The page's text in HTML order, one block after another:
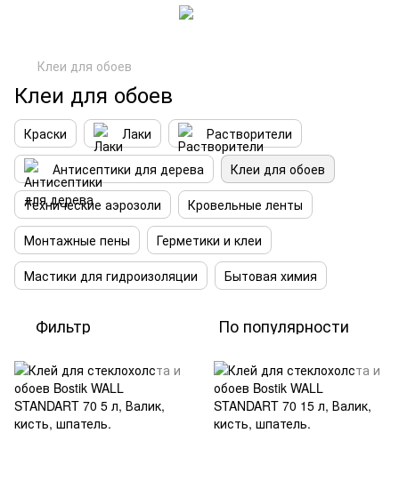
Клеи для обоев
Клеи для обоев
Краски Лаки
Растворители
Антисептики для дерева
Клеи для обоев
Технические аэрозоли
Кровельные ленты
Монтажные пены
Герметики и клеи
Мастики для гидроизоляции
Бытовая химия
Фильтр По популярности